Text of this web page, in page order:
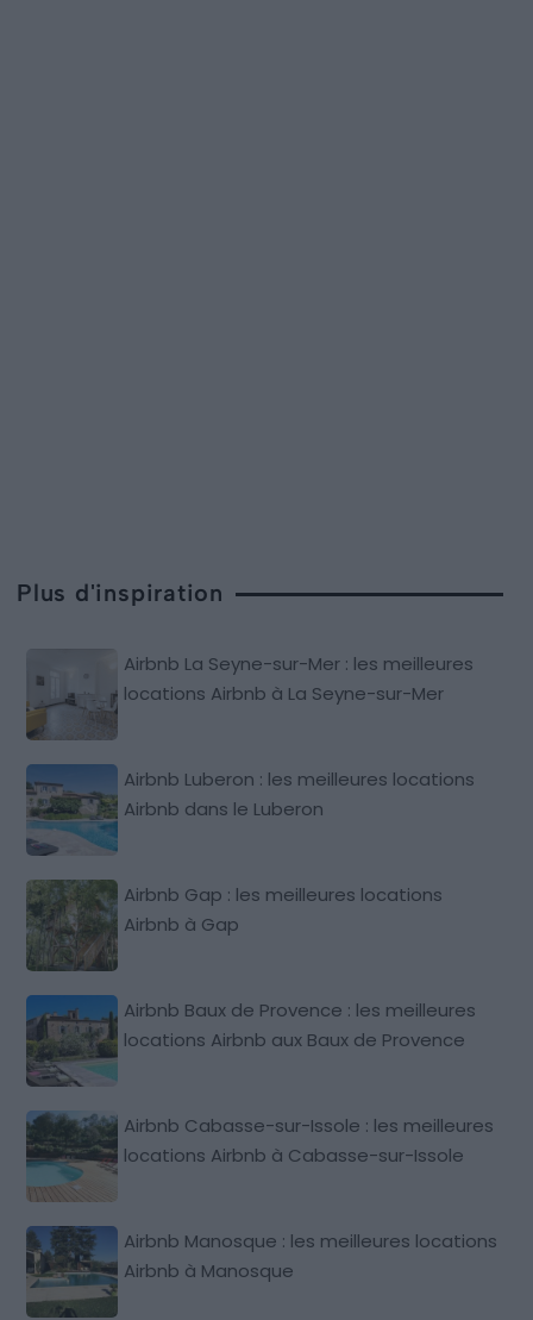
Plus d'inspiration
Airbnb La Seyne-sur-Mer : les meilleures
locations Airbnb à La Seyne-sur-Mer
Airbnb Luberon : les meilleures locations
Airbnb dans le Luberon
Airbnb Gap : les meilleures locations
Airbnb à Gap
Airbnb Baux de Provence : les meilleures
locations Airbnb aux Baux de Provence
Airbnb Cabasse-sur-Issole : les meilleures
locations Airbnb à Cabasse-sur-Issole
Airbnb Manosque : les meilleures locations
Airbnb à Manosque